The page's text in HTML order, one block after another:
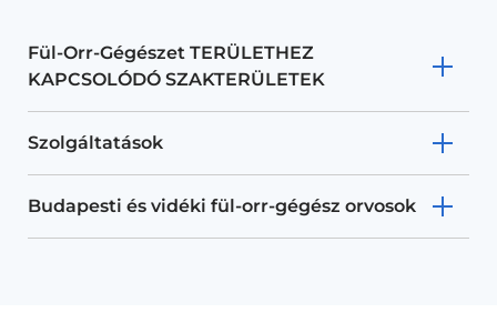
Fül-Orr-Gégészet TERÜLETHEZ
KAPCSOLÓDÓ SZAKTERÜLETEK
Szolgáltatások
Budapesti és vidéki fül-orr-gégész orvosok